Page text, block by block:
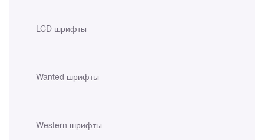
LCD шрифты
Wanted шрифты
Western шрифты